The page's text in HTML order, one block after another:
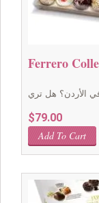
$79.00
Add To Cart